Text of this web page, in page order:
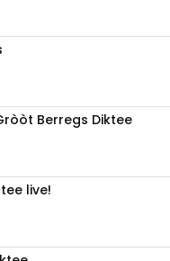
Berregs Diktee
live!